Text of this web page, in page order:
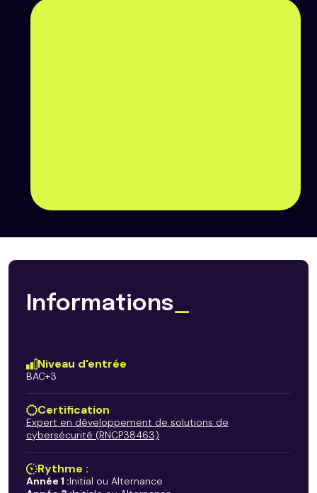
Informations
Niveau d'entrée
BAC+3
Certification
Expert en développement de solutions de
cybersécurité (RNCP38463)
Rythme :
Année 1 :Initial ou Alternance